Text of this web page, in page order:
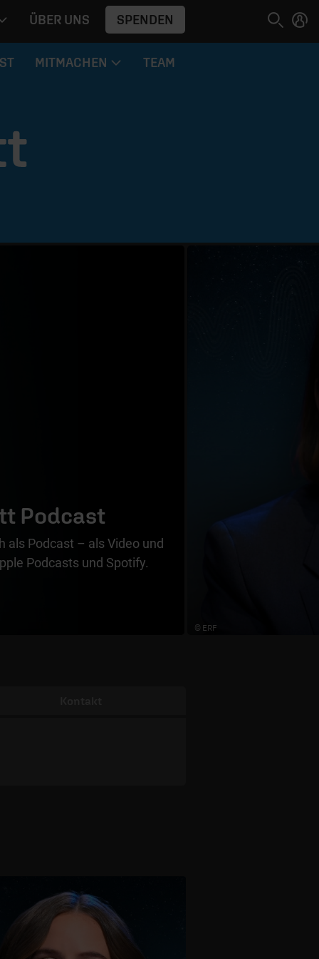
ÜBER UNS SPENDEN
MITMACHEN TEAM
Podcast
als Podcast – als Video und
Podcasts und Spotify.
© ERF